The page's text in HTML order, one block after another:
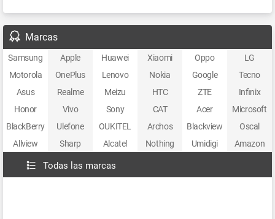
Marcas
Samsung Apple Huawei Xiaomi Oppo
LG
Motorola
OnePlus Lenovo Nokia Google
Tecno
Asus
Realme Meizu HTC ZTE
Infinix
Honor
Vivo Sony CAT Acer
Microsoft
BlackBerry
Ulefone OUKITEL Archos Blackview
Oscal
Allview
Sharp Alcatel Nothing Umidigi Amazon
Todas las marcas